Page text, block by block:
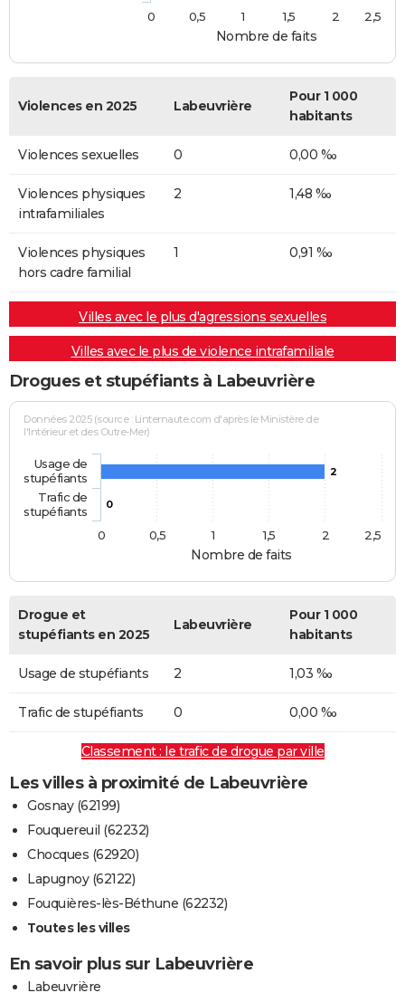
Nombre de faits
0
0,5 1 1,5 2 2,5
Violences en 2025 Labeuvrière
Pour 1 000
habitants
Violences sexuelles 0 0,00 ‰
Violences physiques
intrafamiliales
2 1,48 ‰
Violences physiques
hors cadre familial
1 0,91 ‰
Villes avec le plus d'agressions sexuelles
Villes avec le plus de violence intrafamiliale
Drogues et stupéfiants à Labeuvrière
Nombre de faits
Données 2025 (source : Linternaute.com d'après le Ministère de
l'Intérieur et des Outre-Mer)
2
0
Usage de
stupéfiants
Trafic de
stupéfiants
0
0,5 1 1,5 2 2,5
Drogue et
stupéfiants en 2025
Labeuvrière
Pour 1 000
habitants
Usage de stupéfiants 2 1,03 ‰
Trafic de stupéfiants 0 0,00 ‰
Classement : le trafic de drogue par ville
Les villes à proximité de Labeuvrière
Gosnay (62199)
Fouquereuil (62232)
Chocques (62920)
Lapugnoy (62122)
Fouquières-lès-Béthune (62232)
Toutes les villes
En savoir plus sur Labeuvrière
Labeuvrière